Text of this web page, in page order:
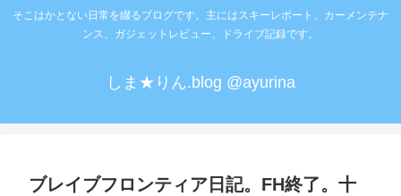
そこはかとない日常を綴るブログです。主にはスキーレポート、カーメンテナ
ンス、ガジェットレビュー、ドライブ記録です。
しま★りん.blog @ayurina
ブレイブフロンティア日記。FH終了。十